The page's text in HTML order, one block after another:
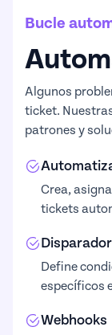
Bucle
Algunos
ticket.
patrones y
Crea,
tickets
Define
específicos
Webhooks